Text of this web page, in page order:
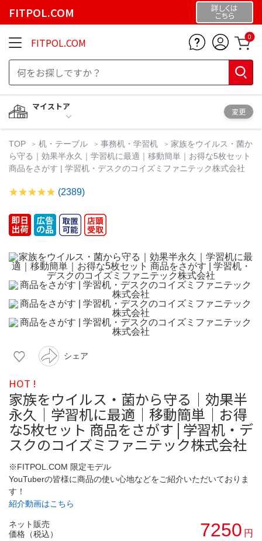
FITPOL.COM 詳しくは
こちら
FITPOL.COM 0
マイストア
変更
TOP 机・テーブル 事務机・学習机
家族をウイルス・菌か
ら守る｜効果半永久｜学習机に最適｜移動簡単｜お得な5枚セット
商品をさがす | 学習机・デスクのコイズミファニテック株式会社
(2389)
シェア
HOT !
家族をウイルス・菌から守る｜効果半
永久｜学習机に最適｜移動簡単｜お得
な5枚セット 商品をさがす | 学習机・デ
スクのコイズミファニテック株式会社
※FITPOL.COM 限定モデル
YouTuberの皆様に商品の使い心地などをご紹介いただいておりま
す！
紹介動画はこちら
ネット販売
価格（税込）
7250 円